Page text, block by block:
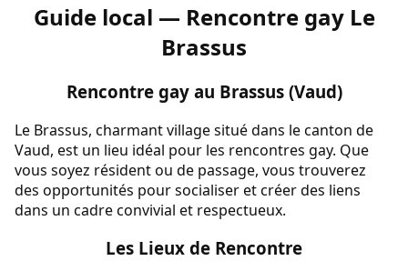
Guide local — Rencontre gay Le
Brassus
Rencontre gay au Brassus (Vaud)
Le Brassus, charmant village situé dans le canton de
Vaud, est un lieu idéal pour les rencontres gay. Que
vous soyez résident ou de passage, vous trouverez
des opportunités pour socialiser et créer des liens
dans un cadre convivial et respectueux.
Les Lieux de Rencontre